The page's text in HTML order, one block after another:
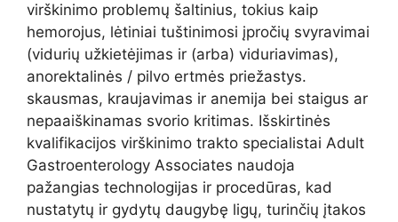
virškinimo problemų šaltinius, tokius kaip
hemorojus, lėtiniai tuštinimosi įpročių svyravimai
(vidurių užkietėjimas ir (arba) viduriavimas),
anorektalinės / pilvo ertmės priežastys.
skausmas, kraujavimas ir anemija bei staigus ar
nepaaiškinamas svorio kritimas. Išskirtinės
kvalifikacijos virškinimo trakto specialistai Adult
Gastroenterology Associates naudoja
pažangias technologijas ir procedūras, kad
nustatytų ir gydytų daugybę ligų, turinčių įtakos